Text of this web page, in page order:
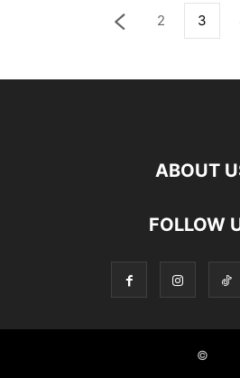
2 3
ABOUT
FOLLOW
©